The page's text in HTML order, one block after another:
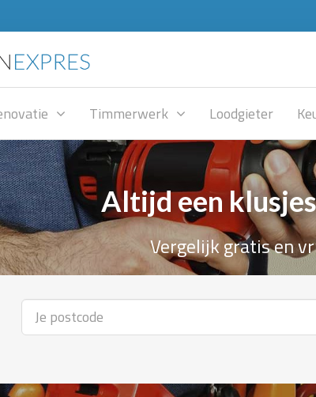
Timmerwerk Loodgieter
Altijd een
Vergelijk gratis en